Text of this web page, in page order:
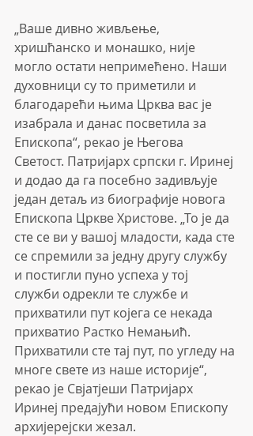
„Ваше дивно живљење,
хришћанско и монашко, није
могло остати непримећено. Наши
духовници су то приметили и
благодарећи њима Црква вас је
изабрала и данас посветила за
Епископа“, рекао је Његова
Светост. Патријарх српски г. Иринеј
и додао да га посебно задивљује
један детаљ из биографије новога
Епископа Цркве Христове. „То је да
сте се ви у вашој младости, када сте
се спремили за једну другу службу
и постигли пуно успеха у тој
служби одрекли те службе и
прихватили пут којега се некада
прихватио Растко Немањић.
Прихватили сте тај пут, по угледу на
многе свете из наше историје“,
рекао је Свјатјеши Патријарх
Иринеј предајући новом Епископу
архијерејски жезал.